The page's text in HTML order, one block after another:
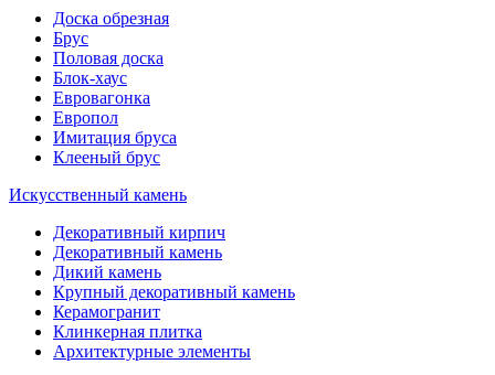
Доска обрезная
Брус
Половая доска
Блок-хаус
Евровагонка
Европол
Имитация бруса
Клееный брус
Искусственный камень
Декоративный кирпич
Декоративный камень
Дикий камень
Крупный декоративный камень
Керамогранит
Клинкерная плитка
Архитектурные элементы